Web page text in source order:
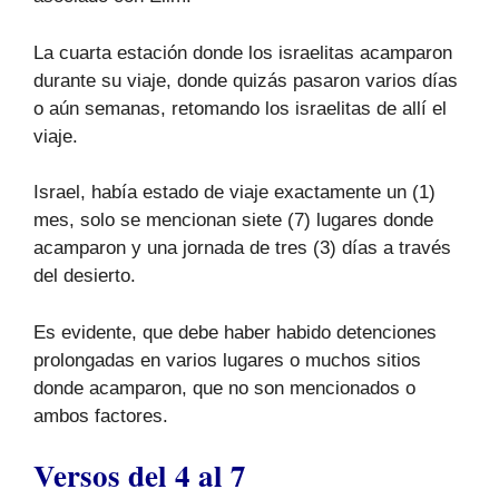
La cuarta estación donde los israelitas acamparon
durante su viaje, donde quizás pasaron varios días
o aún semanas, retomando los israelitas de allí el
viaje.
Israel, había estado de viaje exactamente un (1)
mes, solo se mencionan siete (7) lugares donde
acamparon y una jornada de tres (3) días a través
del desierto.
Es evidente, que debe haber habido detenciones
prolongadas en varios lugares o muchos sitios
donde acamparon, que no son mencionados o
ambos factores.
Versos del 4 al 7